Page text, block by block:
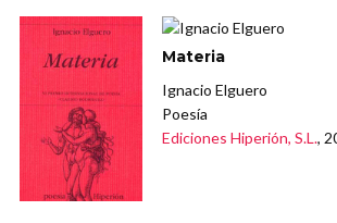
Materia
Ignacio Elguero
Poesía
Ediciones Hiperión, S.L.,